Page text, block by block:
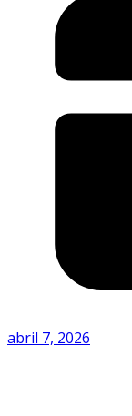
abril 7, 2026